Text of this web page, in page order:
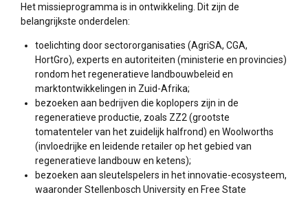
Het missieprogramma is in ontwikkeling. Dit zijn de
belangrijkste onderdelen:
toelichting door sectororganisaties (AgriSA, CGA,
HortGro), experts en autoriteiten (ministerie en provincies)
rondom het regeneratieve landbouwbeleid en
marktontwikkelingen in Zuid-Afrika;
bezoeken aan bedrijven die koplopers zijn in de
regeneratieve productie, zoals ZZ2 (grootste
tomatenteler van het zuidelijk halfrond) en Woolworths
(invloedrijke en leidende retailer op het gebied van
regeneratieve landbouw en ketens);
bezoeken aan sleutelspelers in het innovatie-ecosysteem,
waaronder Stellenbosch University en Free State